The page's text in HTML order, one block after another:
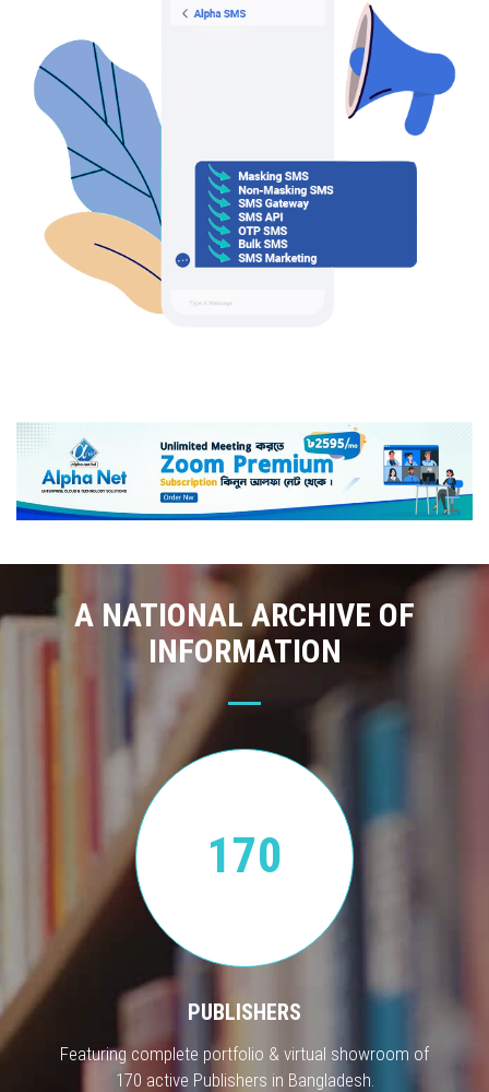
A NATIONAL ARCHIVE OF
INFORMATION
170
PUBLISHERS
Featuring complete portfolio & virtual showroom of
170 active Publishers in Bangladesh.